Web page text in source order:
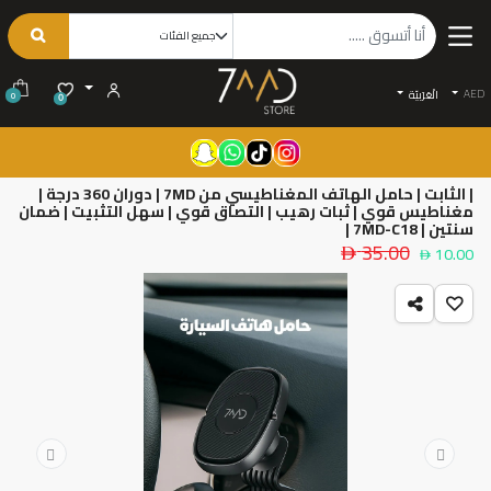
AED الْعَرَبيّة 0
0
| الثابت | حامل الهاتف المغناطيسي من 7MD | دوران 360 درجة |
مغناطيس قوي | ثبات رهيب | التصاق قوي | سهل التثبيت | ضمان
سنتين | 7MD-C18 |
10.00
35.00